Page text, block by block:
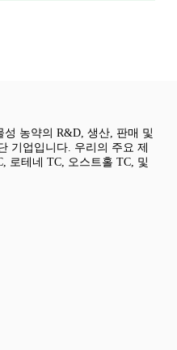
농약의 R&D, 생산, 판매 및
기업입니다. 우리의 주요 제
로테네 TC, 오스트홀 TC, 및